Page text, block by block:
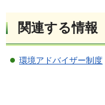
関連する情報
環境アドバイザー制度